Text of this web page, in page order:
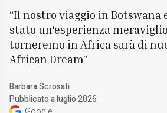
Il nostro viaggio in Botswana
stato un'esperienza
torneremo in Africa sarà di
African Dream
Barbara Scrosati
Pubblicato a luglio 2026